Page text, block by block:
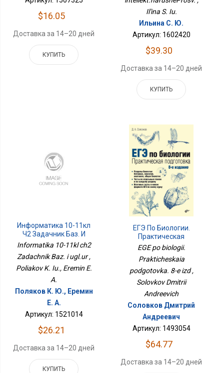
$16.05
Доставка за 14–20 дней
КУПИТЬ
Il'ina S. Iu.
Ильина С. Ю.
Артикул: 1602420
$39.30
Доставка за 14–20 дней
КУПИТЬ
Информатика 10-11кл
Ч2 Задачник Баз. И
Угл.ур
Informatika 10-11kl ch2
Zadachnik Baz. i ugl.ur ,
Poliakov K. Iu., Eremin E.
A.
Поляков К. Ю., Еремин
Е. А.
Артикул: 1521014
$26.21
Доставка за 14–20 дней
КУПИТЬ
ЕГЭ По Биологии.
Практическая
Подготовка. 8-Е Изд
EGE po biologii.
Prakticheskaia
podgotovka. 8-e izd ,
Solovkov Dmitrii
Andreevich
Соловков Дмитрий
Андреевич
Артикул: 1493054
$64.77
Доставка за 14–20 дней